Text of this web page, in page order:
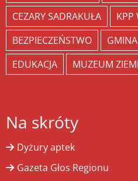
CEZARY SADRAKUŁA
KPP
BEZPIECZEŃSTWO
EDUKACJA
MUZEUM
Na skróty
Dyżury aptek
Gazeta Głos Regionu